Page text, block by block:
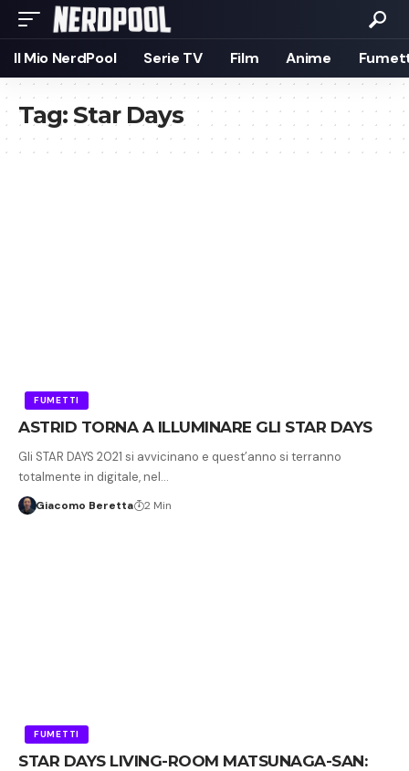
Il Mio NerdPool Serie TV Film Anime
Tag:Star Days
FUMETTI
ASTRID TORNA A ILLUMINARE GLI STAR DAYS
Gli STAR DAYS 2021 si avvicinano e quest’anno si terranno
totalmente in digitale, nel…
Giacomo Beretta 2 Min
FUMETTI
STAR DAYS LIVING-ROOM MATSUNAGA-SAN: